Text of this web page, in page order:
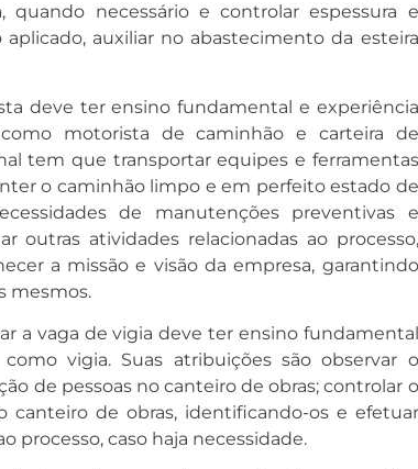
quando necessário e controlar espessura e
auxiliar no abastecimento da esteira
deve ter ensino fundamental e experiência
motorista de caminhão e carteira de
tem que transportar equipes e ferramentas
o caminhão limpo e em perfeito estado de
de manutenções preventivas e
outras atividades relacionadas ao processo,
a missão e visão da empresa, garantindo
mesmos.
a vaga de vigia deve ter ensino fundamental
vigia. Suas atribuições são observar o
de pessoas no canteiro de obras; controlar o
canteiro de obras, identificando-os e efetuar
processo, caso haja necessidade.